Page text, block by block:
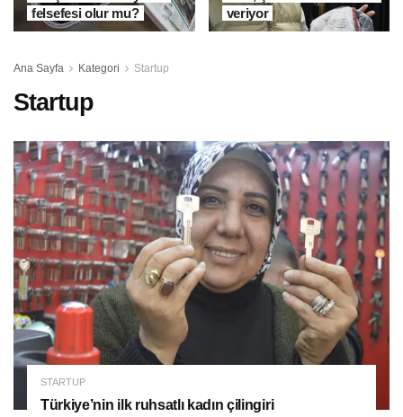
felsefesi olur mu?
veriyor
Ana Sayfa Kategori Startup
Startup
STARTUP
Türkiye’nin ilk ruhsatlı kadın çilingiri